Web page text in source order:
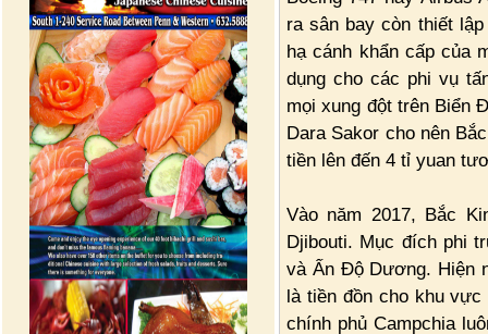
ra sân bay còn thiết
hạ cánh khẩn cấp của
dụng cho các phi vụ
mọi xung đột trên Biển
Dara Sakor cho nên
tiền lên đến 4 tỉ yuan
Vào năm 2017, Bắc
Djibouti. Mục đích phi
và Ấn Độ Dương. Hiện
là tiền đồn cho khu
chính phủ Campchia